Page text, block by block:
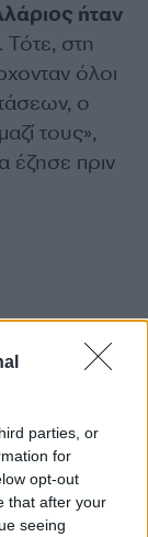
parties, or
for
opt-out
that after your
seeing
ήταν
. Τότε, στη
όλοι
ο
τους»,
έζησε πριν